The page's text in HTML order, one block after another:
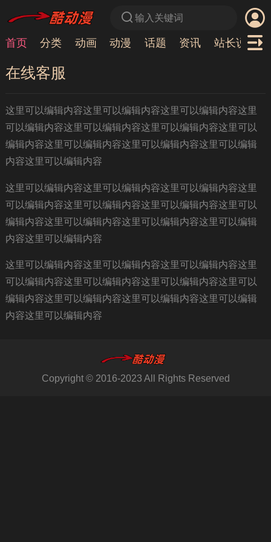
输入关键词
首页 分类 动画 动漫 话题 资讯 站长说
在线客服
这里可以编辑内容这里可以编辑内容这里可以编辑内容这里
可以编辑内容这里可以编辑内容这里可以编辑内容这里可以
编辑内容这里可以编辑内容这里可以编辑内容这里可以编辑
内容这里可以编辑内容
这里可以编辑内容这里可以编辑内容这里可以编辑内容这里
可以编辑内容这里可以编辑内容这里可以编辑内容这里可以
编辑内容这里可以编辑内容这里可以编辑内容这里可以编辑
内容这里可以编辑内容
这里可以编辑内容这里可以编辑内容这里可以编辑内容这里
可以编辑内容这里可以编辑内容这里可以编辑内容这里可以
编辑内容这里可以编辑内容这里可以编辑内容这里可以编辑
内容这里可以编辑内容
Copyright © 2016-2023 All Rights Reserved